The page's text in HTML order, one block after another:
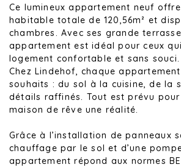
Ce lumineux appartement neuf
habitable totale de 120,56m² et
chambres. Avec ses grande
appartement est idéal pour ceux
logement confortable et sans souci.
Chez Lindehof, chaque
souhaits : du sol à la cuisine, de la
détails raffinés. Tout est prévu
maison de rêve une réalité.
Grâce à l’installation de panneaux
chauffage par le sol et d’une
appartement répond aux normes